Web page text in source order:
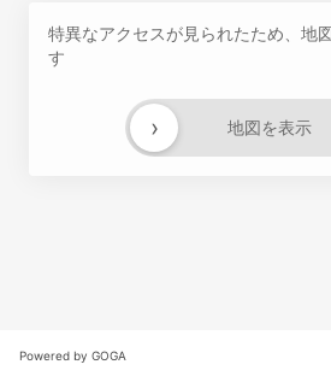
特異なアクセスが見られたため、地
す
地図を表示
›
Powered by GOGA